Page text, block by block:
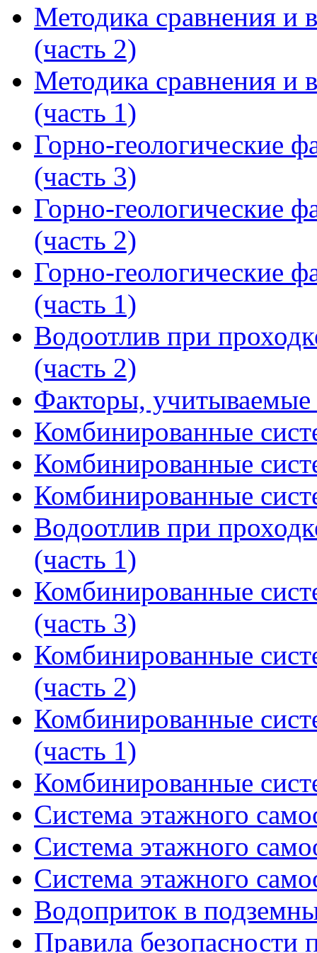
Методика сравнения и
(часть 2)
Методика сравнения и
(часть 1)
Горно-геологические
(часть 3)
Горно-геологические
(часть 2)
Горно-геологические
(часть 1)
Водоотлив при
(часть 2)
Факторы, учитываемые
Комбинированные
Комбинированные
Комбинированные
Водоотлив при
(часть 1)
Комбинированные
(часть 3)
Комбинированные
(часть 2)
Комбинированные
(часть 1)
Комбинированные
Система этажного
Система этажного
Система этажного
Водоприток в
Правила безопасности